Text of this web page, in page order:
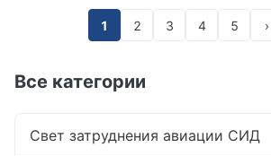
1 2 3 4 5 ›
Все категории
Свет затруднения авиации СИД